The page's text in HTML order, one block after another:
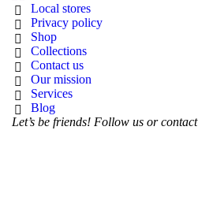
Local stores
Privacy policy
Shop
Collections
Contact us
Our mission
Services
Blog
Let’s be friends! Follow us or contact